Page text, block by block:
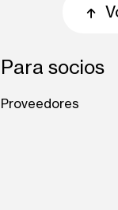
Para socios
Proveedores